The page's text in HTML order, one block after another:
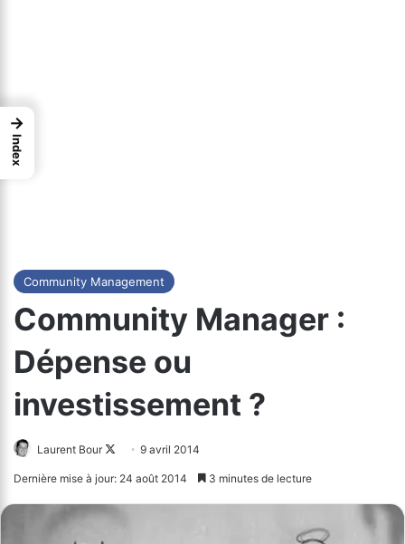
Community Management
Community Manager :
Dépense ou
investissement ?
Laurent Bour
Follow9 avril 2014
Dernière mise à jour: 24 août 2014 3 minutes de lecture
→
Index